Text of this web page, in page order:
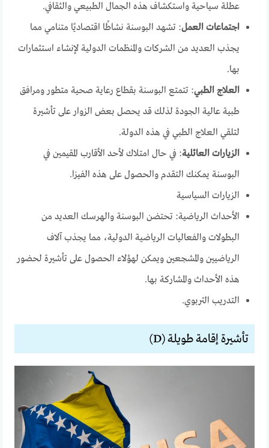
عطلة سياحية واستكشاف هذه الجمال الطبيعي والثقافي.
اجتماعات العمل:تشهد البوسنة نشاطًا اقتصاديًا متنامي مما
يجذب العديد من الشركات والمنظمات الدولية لإنشاء استثمارات
بها.
العلاج الطبي:تتمتع البوسنة بقطاع رعاية صحية متطور ومرافق
طبية عالية الجودة لذلك قد يحصل بعض الزوار على تأشيرة
لتلقي العلاج الطبي في هذه الدولة.
الزيارات العائلية: في حال امتلاك لأحد الأقارب المقيمين في
البوسنة يمكنك التقدم والحصول على هذه الفيزا.
الزيارات السياسية
الأحداث الرياضية:تحتضن البوسنة والهرسك العديد من
البطولات والفعاليات الرياضية الدولية، مما يجذب آلاف
الرياضيين والمشجعين ويمكن لهؤلاء الحصول على تأشيرة لحضور
هذه الأحداث والمشاركة بها.
التدريب التربوي.
تأشيرة إقامة طويلة (D)